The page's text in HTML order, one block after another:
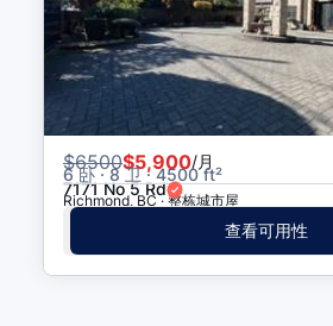
$6500$5,900/月
6 卧 · 8 卫 · 4500 ft²
7171 No 5 Rd
Richmond, BC · 整栋城市屋
查看可用性